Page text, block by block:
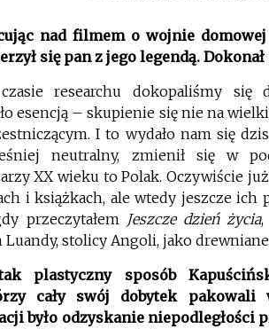
nad filmem o wojnie
się pan z jego legendą.
researchu dokopaliśmy się
esencją – skupienie się nie na
I to wydało nam się
neutralny, zmienił się
XX wieku to Polak. Oczywiście
i książkach, ale wtedy jeszcze ich
przeczytałem Jeszcze dzień życia,
Luandy, stolicy Angoli, jako
plastyczny sposób
cały swój dobytek
było odzyskanie niepodległości